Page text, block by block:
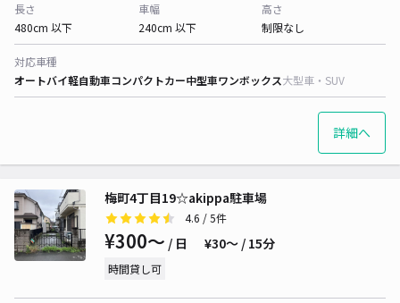
長さ
480cm 以下
車幅
240cm 以下
高さ
制限なし
対応車種
オートバイ軽自動車コンパクトカー中型車ワンボックス大型車・SUV
詳細へ
梅町4丁目19☆akippa駐車場
4.6 / 5件
¥300〜 / 日 ¥30〜 / 15分
時間貸し可